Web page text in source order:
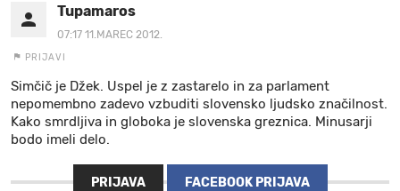
Tupamaros
07:17 11.MAREC 2012.
PRIJAVI
Simčič je Džek. Uspel je z zastarelo in za parlament
nepomembno zadevo vzbuditi slovensko ljudsko značilnost.
Kako smrdljiva in globoka je slovenska greznica. Minusarji
bodo imeli delo.
PRIJAVA FACEBOOK PRIJAVA